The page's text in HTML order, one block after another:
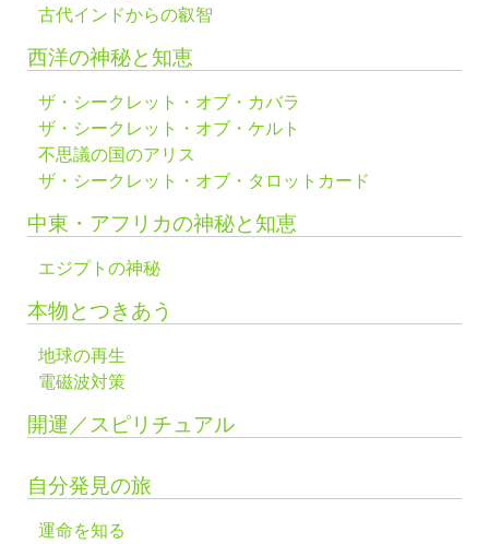
古代インドからの叡智
西洋の神秘と知恵
ザ・シークレット・オブ・カバラ
ザ・シークレット・オブ・ケルト
不思議の国のアリス
ザ・シークレット・オブ・タロットカード
中東・アフリカの神秘と知恵
エジプトの神秘
本物とつきあう
地球の再生
電磁波対策
開運／スピリチュアル
自分発見の旅
運命を知る